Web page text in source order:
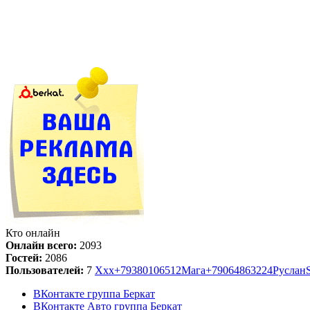
Кто онлайн
Онлайн всего: 2093
Гостей: 2086
Пользователей: 7 Ххх+79380106512Мага+79064863224Руслан
ВКонтакте группа Беркат
ВКонтакте Авто группа Беркат